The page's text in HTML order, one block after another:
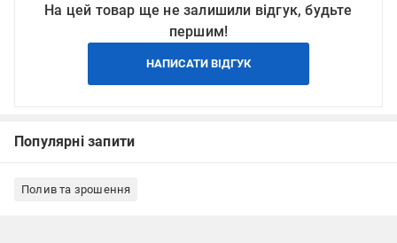
На цей товар ще не залишили відгук, будьте
першим!
НАПИСАТИ ВІДГУК
Популярні запити
Полив та зрошення